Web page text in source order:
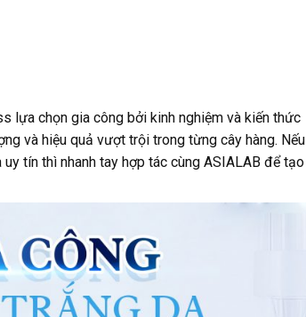
lựa chọn gia công bởi kinh nghiệm và kiến thức
và hiệu quả vượt trội trong từng cây hàng. Nếu
tín thì nhanh tay hợp tác cùng ASIALAB để tạo